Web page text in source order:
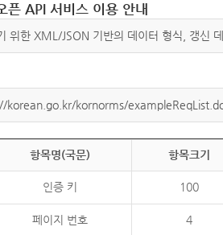
픈 API 서비스 이용 안내
위한 XML/JSON 기반의 데이터 형식, 갱신
korean.go.kr/kornorms/
항목명(국문) 항목크기
인증 키 100
페이지 번호 4